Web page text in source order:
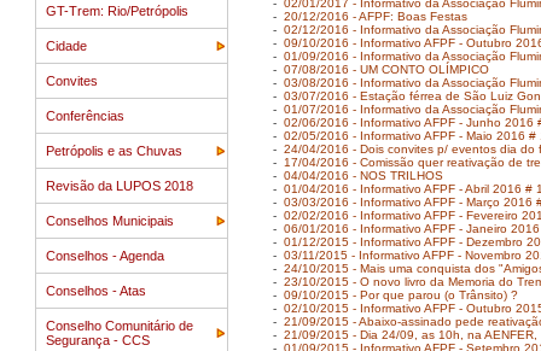
GT-Trem: Rio/Petrópolis
Cidade
Convites
Conferências
Petrópolis e as Chuvas
Revisão da LUPOS 2018
Conselhos Municipais
Conselhos - Agenda
Conselhos - Atas
Conselho Comunitário de
Segurança - CCS
- 02/01/2017 - Informativo da Associação
- 20/12/2016 - AFPF: Boas Festas
- 02/12/2016 - Informativo da Associação
- 09/10/2016 - Informativo AFPF - Outubro
- 01/09/2016 - Informativo da Associação
- 07/08/2016 - UM CONTO OLÍMPICO
- 03/08/2016 - Informativo da Associação
- 03/07/2016 - Estação férrea de São Luiz
- 01/07/2016 - Informativo da Associação
- 02/06/2016 - Informativo AFPF - Junho 2016
- 02/05/2016 - Informativo AFPF - Maio 2016 #
- 24/04/2016 - Dois convites p/ eventos dia do
- 17/04/2016 - Comissão quer reativação de
- 04/04/2016 - NOS TRILHOS
- 01/04/2016 - Informativo AFPF - Abril 2016 #
- 03/03/2016 - Informativo AFPF - Março 2016
- 02/02/2016 - Informativo AFPF - Fevereiro
- 06/01/2016 - Informativo AFPF - Janeiro
- 01/12/2015 - Informativo AFPF - Dezembro
- 03/11/2015 - Informativo AFPF - Novembro
- 24/10/2015 - Mais uma conquista dos
- 23/10/2015 - O novo livro da Memoria do
- 09/10/2015 - Por que parou (o Trânsito) ?
- 02/10/2015 - Informativo AFPF - Outubro
- 21/09/2015 - Abaixo-assinado pede
- 21/09/2015 - Dia 24/09, as 10h, na
- 01/09/2015 - Informativo AFPF - Setembro